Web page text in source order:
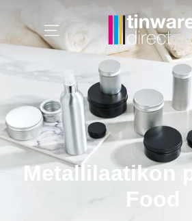
sisältöön
Site navigation
Metallilaatikon
Food